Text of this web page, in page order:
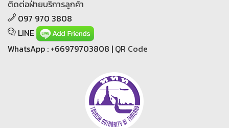
ติดต่อฝ่ายบริการลูกค้า
097 970 3808
LINE
WhatsApp : +66979703808 | QR Code